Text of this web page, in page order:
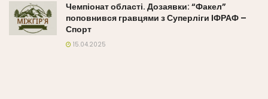
Чемпіонат області. Дозаявки: “Факел”
поповнився гравцями з Суперліги ІФРАФ –
Спорт
15.04.2025